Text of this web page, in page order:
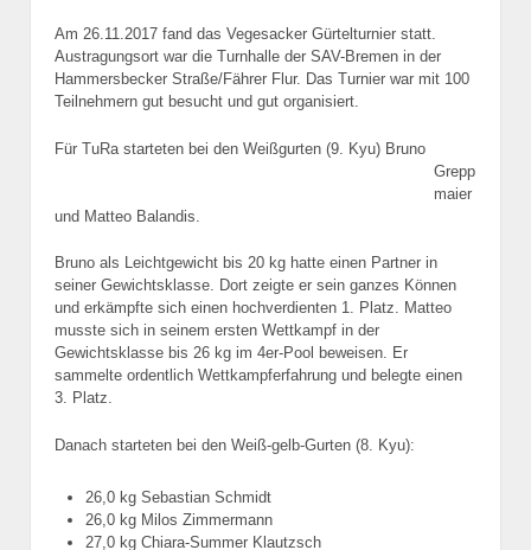
Am 26.11.2017 fand das Vegesacker Gürtelturnier statt.
Austragungsort war die Turnhalle der SAV-Bremen in der
Hammersbecker Straße/Fährer Flur. Das Turnier war mit 100
Teilnehmern gut besucht und gut organisiert.
Für TuR­a starteten bei den Weißgurten (9. Kyu) Bruno
Grepp
maier
und Matteo Balandis.
Bruno als Leichtgewicht bis 20 kg hatte einen Partner in
seiner Gewichtsklasse. Dort zeigte er sein ganzes Können
und erkämpfte sich einen hochverdienten 1. Platz. Matteo
musste sich in seinem ersten Wettkampf in der
Gewichtsklasse bis 26 kg im 4er-Pool beweisen. Er
sammelte ordentlich Wettkampferfahrung und belegte einen
3. Platz.
Danach starteten bei den Weiß-gelb-Gurten (8. Kyu):
26,0 kg Sebastian Schmidt
26,0 kg Milos Zimmermann
27,0 kg Chiara-Summer Klautzsch